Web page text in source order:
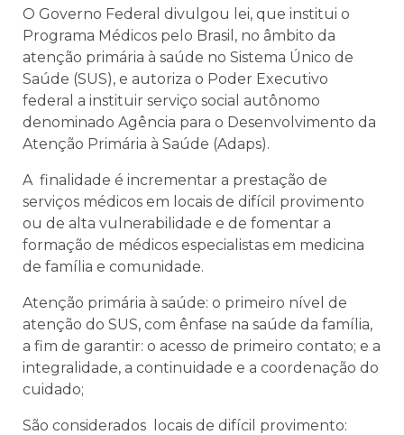
O Governo Federal divulgou lei, que institui o
Programa Médicos pelo Brasil, no âmbito da
atenção primária à saúde no Sistema Único de
Saúde (SUS), e autoriza o Poder Executivo
federal a instituir serviço social autônomo
denominado Agência para o Desenvolvimento da
Atenção Primária à Saúde (Adaps).
A finalidade é incrementar a prestação de
serviços médicos em locais de difícil provimento
ou de alta vulnerabilidade e de fomentar a
formação de médicos especialistas em medicina
de família e comunidade.
Atenção primária à saúde: o primeiro nível de
atenção do SUS, com ênfase na saúde da família,
a fim de garantir: o acesso de primeiro contato; e a
integralidade, a continuidade e a coordenação do
cuidado;
São considerados locais de difícil provimento: